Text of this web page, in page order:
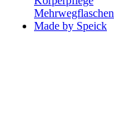
Mehrwegflaschen
Made by Speick